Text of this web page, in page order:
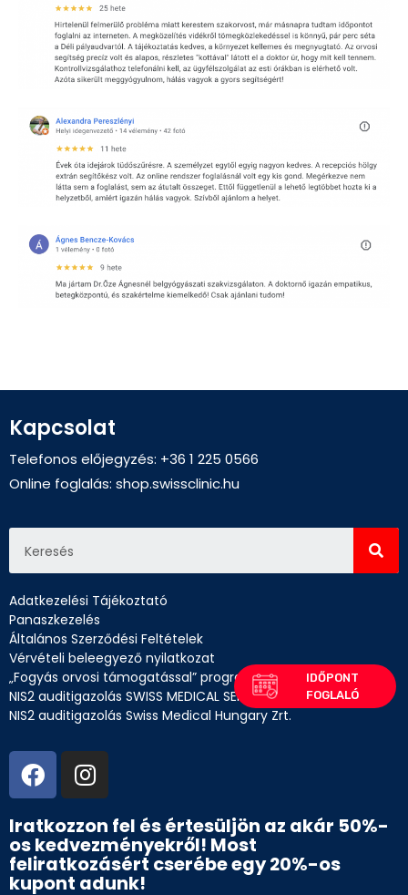
Kapcsolat
Telefonos előjegyzés: +36 1 225 0566
Online foglalás: shop.swissclinic.hu
Adatkezelési Tájékoztató
Panaszkezelés
Általános Szerződési Feltételek
Vérvételi beleegyező nyilatkozat
„Fogyás orvosi támogatással” program betegtájékoztató
NIS2 auditigazolás SWISS MEDICAL SERVICES Kft.
NIS2 auditigazolás Swiss Medical Hungary Zrt.
Iratkozzon fel és értesüljön az akár 50%-
os kedvezményekről! Most
feliratkozásért cserébe egy 20%-os
kupont adunk!